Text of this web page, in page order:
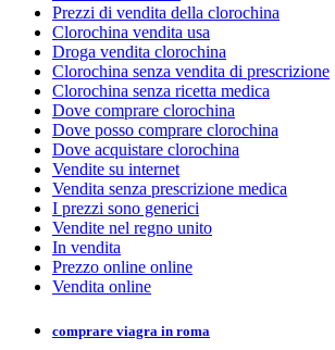
Prezzi di vendita della clorochina
Clorochina vendita usa
Droga vendita clorochina
Clorochina senza vendita di prescrizione
Clorochina senza ricetta medica
Dove comprare clorochina
Dove posso comprare clorochina
Dove acquistare clorochina
Vendite su internet
Vendita senza prescrizione medica
I prezzi sono generici
Vendite nel regno unito
In vendita
Prezzo online online
Vendita online
comprare viagra in roma